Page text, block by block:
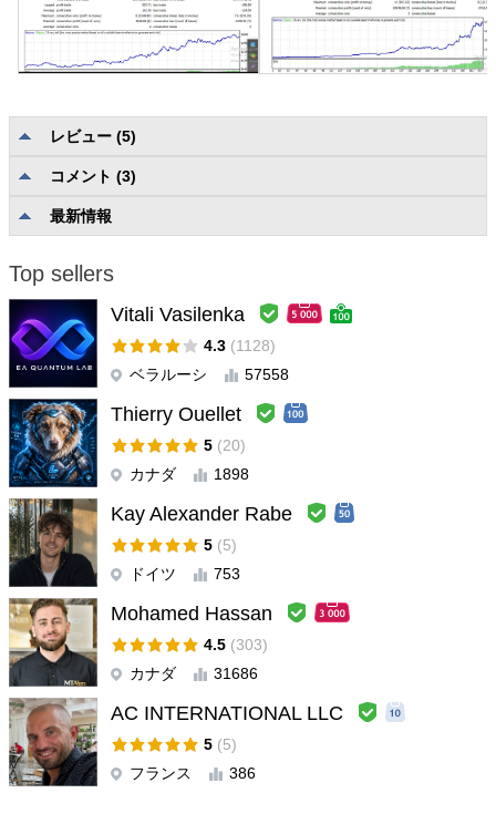
レビュー (5)
カテゴリなしの評価
説明の品質と完全性
FUTURES-ALGO 2026.02.25 08:32
#
really a good ea.Also free thank you to autor
AscendCapital
ユーザーは評価に対して何もコメントを残しませんでした
IATradingScalping 2024.01.18 06:50
Excelente , FELICITACIONES
Top Secret 2023.06.05 23:22
#
ユーザーは評価に対して何もコメントを残しませんでした
Miguel Jimenez Cordero 2021.03.30 07:57
Nice.
コメント (3)
最新情報
Top sellers
Vitali Vasilenka
4.3 (1128)
ベラルーシ
57558
Thierry Ouellet
5 (20)
カナダ
1898
Kay Alexander Rabe
5 (5)
ドイツ
753
Mohamed Hassan
4.5 (303)
カナダ
31686
AC INTERNATIONAL LLC
5 (5)
フランス
386